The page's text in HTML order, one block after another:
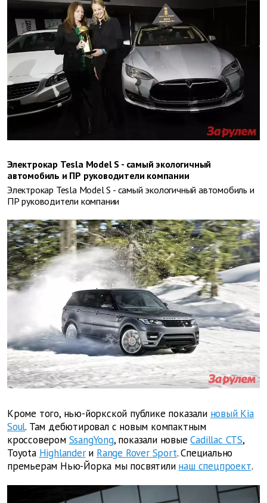
Электрокар Tesla Model S - самый экологичный
автомобиль и ПР руководители компании
Электрокар Tesla Model S - самый экологичный автомобиль и
ПР руководители компании
Кроме того, нью-йоркской публике показали новый Kiа
Soul. Там дебютировал с новым компактным
кроссовером SsangYong, показали новые Cadillac CTS,
Toyota Highlanderи Range Rover Sport. Специально
премьерам Нью-Йорка мы посвятили наш спецпроект.